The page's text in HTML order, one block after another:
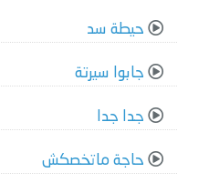
حيطة سد
جابوا سيرتة
جدا جدا
حاجة ماتخصكش